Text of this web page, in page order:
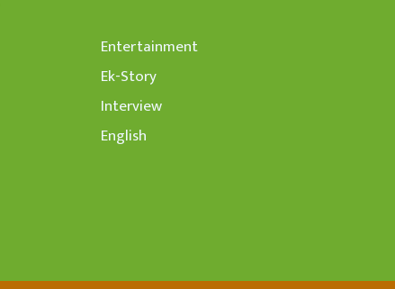
Entertainment
Ek-Story
Interview
English